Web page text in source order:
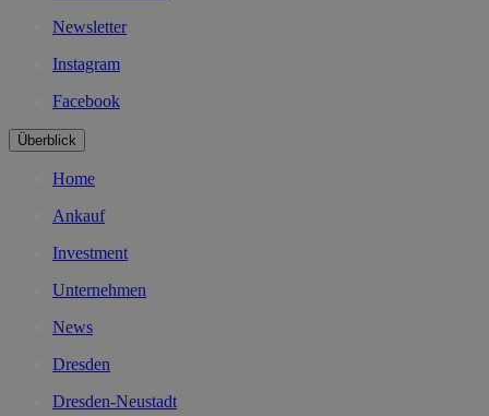
Newsletter
Instagram
Facebook
Überblick
Home
Ankauf
Investment
Unternehmen
News
Dresden
Dresden-Neustadt